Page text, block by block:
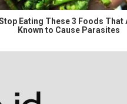
Eating These 3 Foods That
Known to Cause Parasites